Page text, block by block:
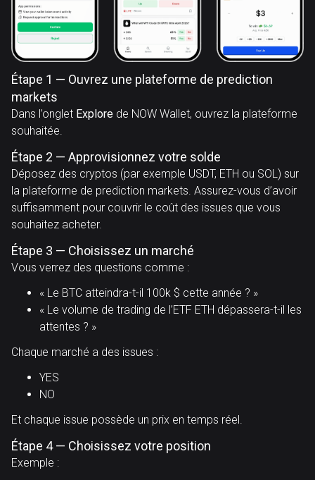
Étape 1 — Ouvrez une plateforme de prediction
markets
Dans l’onglet Explore de NOW Wallet, ouvrez la plateforme
souhaitée.
Étape 2 — Approvisionnez votre solde
Déposez des cryptos (par exemple USDT, ETH ou SOL) sur
la plateforme de prediction markets. Assurez-vous d’avoir
suffisamment pour couvrir le coût des issues que vous
souhaitez acheter.
Étape 3 — Choisissez un marché
Vous verrez des questions comme :
« Le BTC atteindra-t-il 100k $ cette année ? »
« Le volume de trading de l’ETF ETH dépassera-t-il les
attentes ? »
Chaque marché a des issues :
YES
NO
Et chaque issue possède un prix en temps réel.
Étape 4 — Choisissez votre position
Exemple :